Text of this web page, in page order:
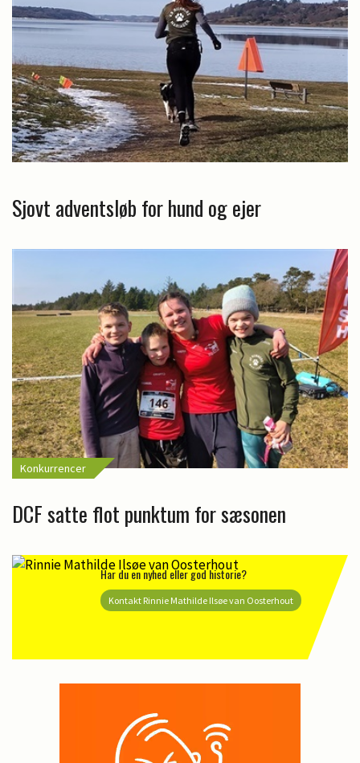
Sjovt adventsløb for hund og ejer
Konkurrencer
DCF satte flot punktum for sæsonen
Har du en nyhed eller god historie?
Kontakt Rinnie Mathilde Ilsøe van Oosterhout